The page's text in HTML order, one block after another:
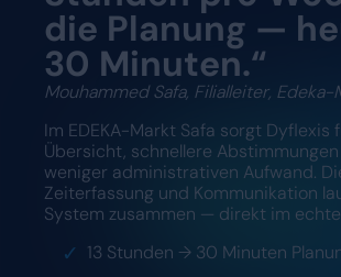
die Planung —
30 Minuten.“
Mouhammed Safa, Filialleiter, Edeka-
Im EDEKA-Markt Safa sorgt Dyflexis
Übersicht, schnellere
weniger administrativen Aufwand.
Zeiterfassung und Kommunikation
System zusammen — direkt im
13 Stunden → 30 Minuten